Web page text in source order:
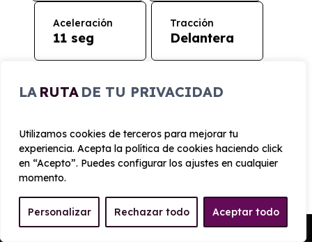
LA RUTA DE TU PRIVACIDAD
Utilizamos cookies de terceros para mejorar tu
experiencia. Acepta la política de cookies haciendo click
en “Acepto”. Puedes configurar los ajustes en cualquier
momento.
Personalizar Rechazar todo Aceptar todo
Aceleración
11 seg
Tracción
Delantera
150 g/km
Pedir Presupuesto